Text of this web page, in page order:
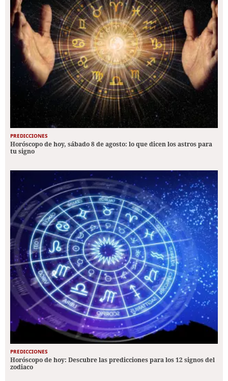
PREDICCIONES
Horóscopo de hoy, sábado 8 de agosto: lo que dicen los astros para
tu signo
PREDICCIONES
Horóscopo de hoy: Descubre las predicciones para los 12 signos del
zodiaco